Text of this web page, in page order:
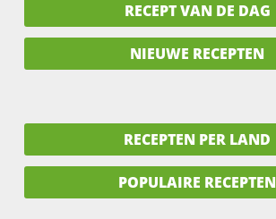
RECEPT VAN DE DAG
NIEUWE RECEPTEN
RECEPTEN PER LAND
POPULAIRE RECEPTEN